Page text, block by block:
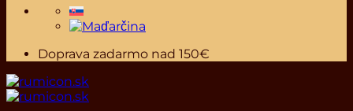
Doprava zadarmo nad 150€